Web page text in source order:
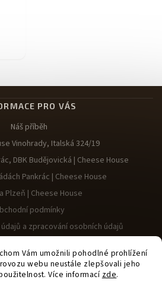
Vám umožnili pohodlné prohlížení
webu neustále zlepšovali jeho
Více informací zde.
PRO VÁS
Náš příběh
Vinohrady, Italská 324/19
DBK Budějovická | Cheese House
Pankrác | Cheese House
Plzeň | Cheese House
podmínky
a zpracování osobních údajů